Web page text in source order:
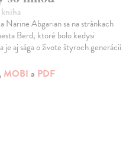
Narine Abgarian sa na stránkach
Berd, ktoré bolo kedysi
je aj sága o živote štyroch generácií
, MOBI a PDF